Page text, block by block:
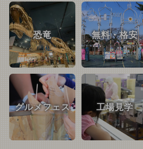
恐竜 無料・格安
グルメフェス 工場見学